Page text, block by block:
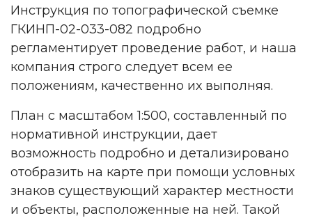
Инструкция по топографической съемке
ГКИНП-02-033-082 подробно
регламентирует проведение работ, и наша
компания строго следует всем ее
положениям, качественно их выполняя.
План с масштабом 1:500, составленный по
нормативной инструкции, дает
возможность подробно и детализировано
отобразить на карте при помощи условных
знаков существующий характер местности
и объекты, расположенные на ней. Такой